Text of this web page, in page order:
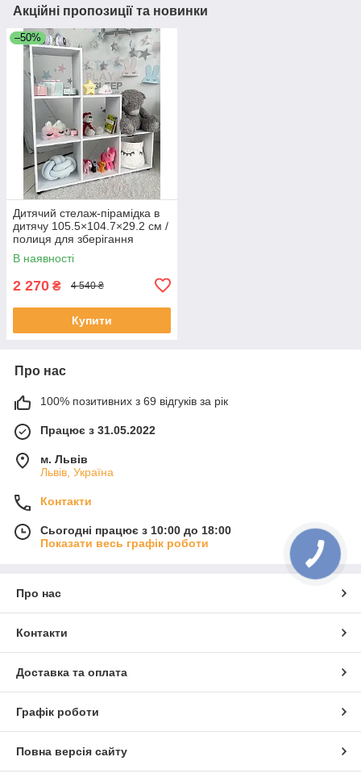
Акційні пропозиції та новинки
–50%
Дитячий стелаж-пірамідка в
дитячу 105.5×104.7×29.2 см /
полиця для зберігання
іграшок та книг
В наявності
2 270 ₴ 4 540 ₴
Купити
Про нас
100% позитивних з 69 відгуків за рік
Працює з 31.05.2022
м. Львів
Львів, Україна
Контакти
Сьогодні працює з 10:00 до 18:00
Показати весь графік роботи
Про нас
Контакти
Доставка та оплата
Графік роботи
Повна версія сайту